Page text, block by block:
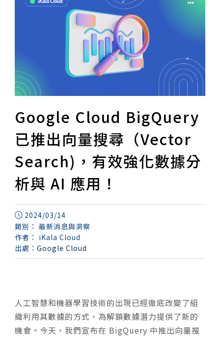
Google Cloud BigQuery
已推出向量搜尋（Vector
Search)，有效強化數據分
析與 AI 應用！
2024/03/14
類別： 最新消息與洞察
作者： iKala Cloud
出處： Google Cloud
人工智慧和機器學習技術的出現已經徹底改變了組
織利用其數據的方式，為解鎖數據潛力提供了新的
機會。今天，我們宣布在 BigQuery 中推出向量搜